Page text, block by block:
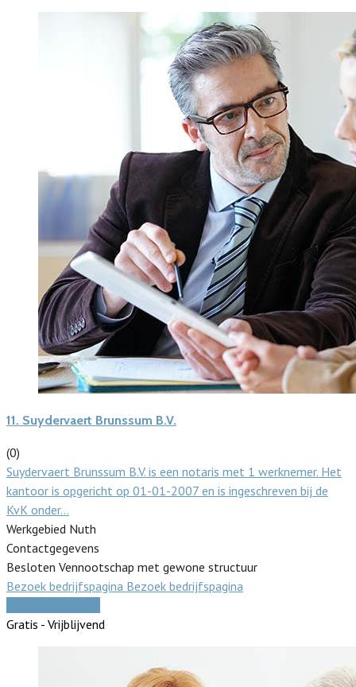
11. Suydervaert Brunssum B.V.
(0)
Suydervaert Brunssum B.V. is een notaris met 1 werknemer. Het
kantoor is opgericht op 01-01-2007 en is ingeschreven bij de
KvK onder…
Werkgebied Nuth
Contactgegevens
Besloten Vennootschap met gewone structuur
Bezoek bedrijfspagina Bezoek bedrijfspagina
Gratis - Vrijblijvend